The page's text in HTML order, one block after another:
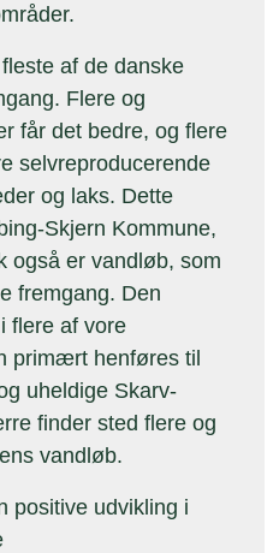
af de danske
Flere og
får det bedre, og flere
selvreproducerende
og laks. Dette
Skjern Kommune,
også er vandløb, som
fremgang. Den
flere af vore
primært henføres til
uheldige Skarv-
finder sted flere og
vandløb.
positive udvikling i